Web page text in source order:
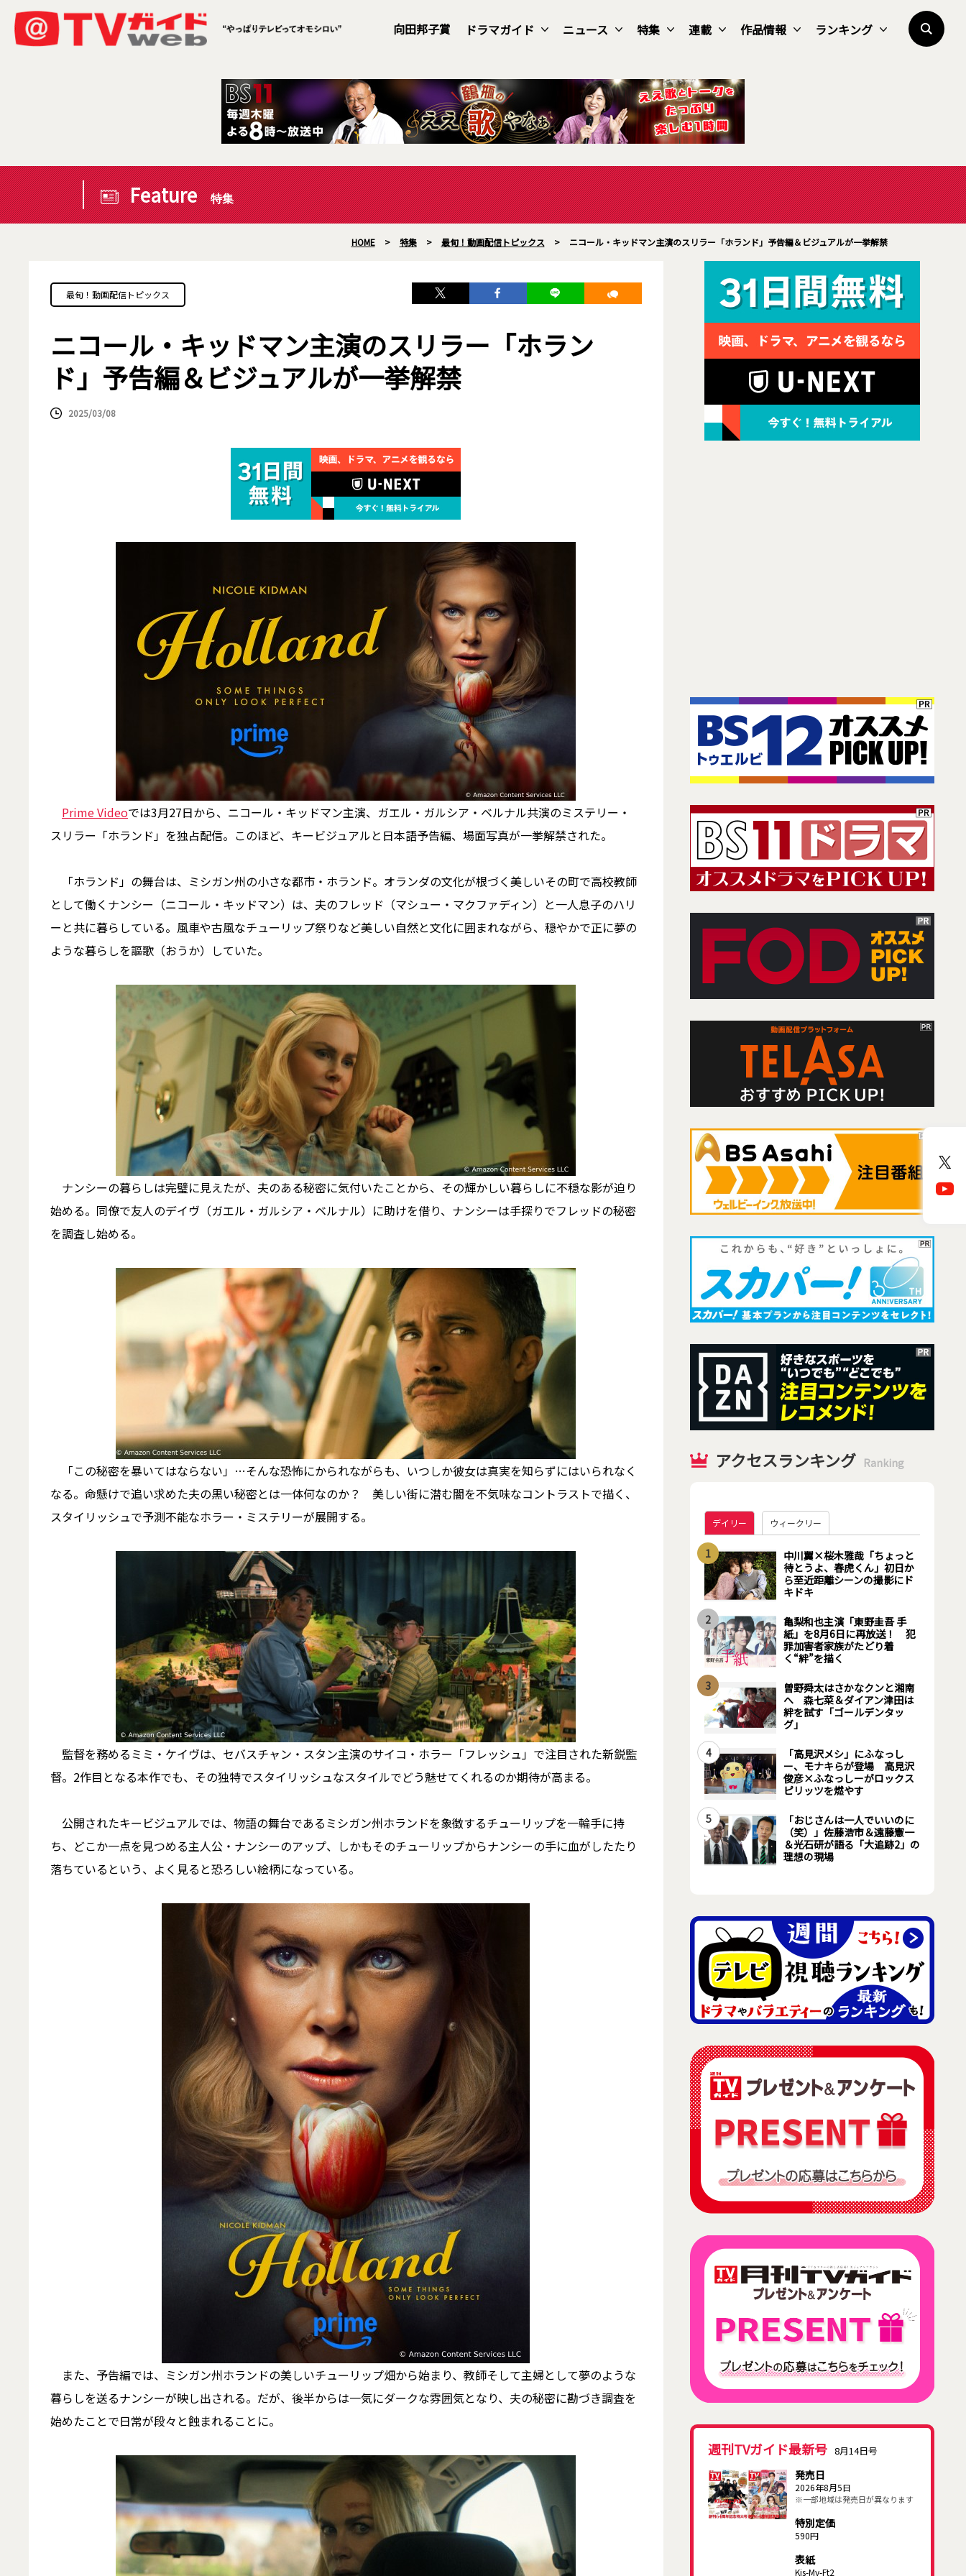
向田邦子賞 ドラマガイド ニュース 特集 連載 作品情報 ランキング
Feature 特集
HOME > 特集 > 最旬！動画配信トピックス > ニコール・キッドマン主演のスリラー「ホランド」予告編＆ビジュアルが一挙解禁
最旬！動画配信トピックス
ニコール・キッドマン主演のスリラー「ホラン
ド」予告編＆ビジュアルが一挙解禁
2025/03/08
Prime Videoでは3月27日から、ニコール・キッドマン主演、ガエル・ガルシア・ベルナル共演のミステリー・
スリラー「ホランド」を独占配信。このほど、キービジュアルと日本語予告編、場面写真が一挙解禁された。
「ホランド」の舞台は、ミシガン州の小さな都市・ホランド。オランダの文化が根づく美しいその町で高校教師
として働くナンシー（ニコール・キッドマン）は、夫のフレッド（マシュー・マクファディン）と一人息子のハリ
ーと共に暮らしている。風車や古風なチューリップ祭りなど美しい自然と文化に囲まれながら、穏やかで正に夢の
ような暮らしを謳歌（おうか）していた。
ナンシーの暮らしは完璧に見えたが、夫のある秘密に気付いたことから、その輝かしい暮らしに不穏な影が迫り
始める。同僚で友人のデイヴ（ガエル・ガルシア・ベルナル）に助けを借り、ナンシーは手探りでフレッドの秘密
を調査し始める。
「この秘密を暴いてはならない」…そんな恐怖にかられながらも、いつしか彼女は真実を知らずにはいられなく
なる。命懸けで追い求めた夫の黒い秘密とは一体何なのか？ 美しい街に潜む闇を不気味なコントラストで描く、
スタイリッシュで予測不能なホラー・ミステリーが展開する。
監督を務めるミミ・ケイヴは、セバスチャン・スタン主演のサイコ・ホラー「フレッシュ」で注目された新鋭監
督。2作目となる本作でも、その独特でスタイリッシュなスタイルでどう魅せてくれるのか期待が高まる。
公開されたキービジュアルでは、物語の舞台であるミシガン州ホランドを象徴するチューリップを一輪手に持
ち、どこか一点を見つめる主人公・ナンシーのアップ、しかもそのチューリップからナンシーの手に血がしたたり
落ちているという、よく見ると恐ろしい絵柄になっている。
また、予告編では、ミシガン州ホランドの美しいチューリップ畑から始まり、教師そして主婦として夢のような
暮らしを送るナンシーが映し出される。だが、後半からは一気にダークな雰囲気となり、夫の秘密に勘づき調査を
始めたことで日常が段々と蝕まれることに。
アクセスランキング Ranking
デイリー ウィークリー
1
中川翼×桜木雅哉「ちょっと
待とうよ、春虎くん」初日か
ら至近距離シーンの撮影にド
キドキ
2
亀梨和也主演「東野圭吾 手
紙」を8月6日に再放送！ 犯
罪加害者家族がたどり着
く“絆”を描く
3
曽野舜太はさかなクンと湘南
へ 森七菜＆ダイアン津田は
絆を試す「ゴールデンタッ
グ」
4
「高見沢メシ」にふなっし
ー、モナキらが登場 高見沢
俊彦×ふなっしーがロックス
ピリッツを燃やす
5
「おじさんは一人でいいのに
（笑）」佐藤浩市＆遠藤憲一
＆光石研が語る「大追跡2」の
理想の現場
週刊TVガイド最新号 8月14日号
発売日
2026年8月5日
※一部地域は発売日が異なります
特別定価
590円
表紙
Kis-My-Ft2